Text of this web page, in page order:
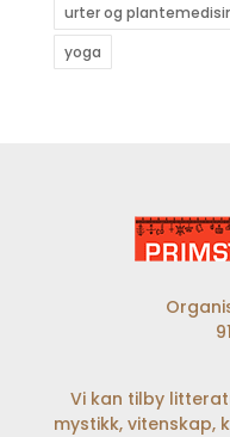
urter og
yoga
Vi kan tilby
mystikk, vitenskap,